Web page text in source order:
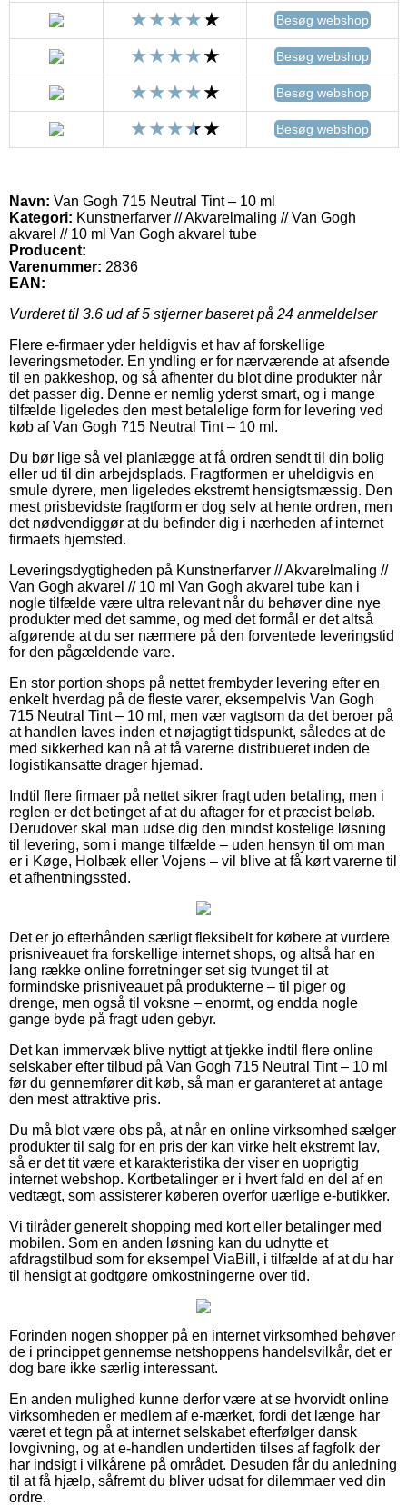
Besøg webshop
Besøg webshop
Besøg webshop
Besøg webshop
Navn: Van Gogh 715 Neutral Tint – 10 ml
Kategori: Kunstnerfarver // Akvarelmaling // Van Gogh
akvarel // 10 ml Van Gogh akvarel tube
Producent:
Varenummer: 2836
EAN:
Vurderet til 3.6 ud af 5 stjerner baseret på 24 anmeldelser
Flere e-firmaer yder heldigvis et hav af forskellige
leveringsmetoder. En yndling er for nærværende at afsende
til en pakkeshop, og så afhenter du blot dine produkter når
det passer dig. Denne er nemlig yderst smart, og i mange
tilfælde ligeledes den mest betalelige form for levering ved
køb af Van Gogh 715 Neutral Tint – 10 ml.
Du bør lige så vel planlægge at få ordren sendt til din bolig
eller ud til din arbejdsplads. Fragtformen er uheldigvis en
smule dyrere, men ligeledes ekstremt hensigtsmæssig. Den
mest prisbevidste fragtform er dog selv at hente ordren, men
det nødvendiggør at du befinder dig i nærheden af internet
firmaets hjemsted.
Leveringsdygtigheden på Kunstnerfarver // Akvarelmaling //
Van Gogh akvarel // 10 ml Van Gogh akvarel tube kan i
nogle tilfælde være ultra relevant når du behøver dine nye
produkter med det samme, og med det formål er det altså
afgørende at du ser nærmere på den forventede leveringstid
for den pågældende vare.
En stor portion shops på nettet frembyder levering efter en
enkelt hverdag på de fleste varer, eksempelvis Van Gogh
715 Neutral Tint – 10 ml, men vær vagtsom da det beroer på
at handlen laves inden et nøjagtigt tidspunkt, således at de
med sikkerhed kan nå at få varerne distribueret inden de
logistikansatte drager hjemad.
Indtil flere firmaer på nettet sikrer fragt uden betaling, men i
reglen er det betinget af at du aftager for et præcist beløb.
Derudover skal man udse dig den mindst kostelige løsning
til levering, som i mange tilfælde – uden hensyn til om man
er i Køge, Holbæk eller Vojens – vil blive at få kørt varerne til
et afhentningssted.
Det er jo efterhånden særligt fleksibelt for købere at vurdere
prisniveauet fra forskellige internet shops, og altså har en
lang række online forretninger set sig tvunget til at
formindske prisniveauet på produkterne – til piger og
drenge, men også til voksne – enormt, og endda nogle
gange byde på fragt uden gebyr.
Det kan immervæk blive nyttigt at tjekke indtil flere online
selskaber efter tilbud på Van Gogh 715 Neutral Tint – 10 ml
før du gennemfører dit køb, så man er garanteret at antage
den mest attraktive pris.
Du må blot være obs på, at når en online virksomhed sælger
produkter til salg for en pris der kan virke helt ekstremt lav,
så er det tit være et karakteristika der viser en uoprigtig
internet webshop. Kortbetalinger er i hvert fald en del af en
vedtægt, som assisterer køberen overfor uærlige e-butikker.
Vi tilråder generelt shopping med kort eller betalinger med
mobilen. Som en anden løsning kan du udnytte et
afdragstilbud som for eksempel ViaBill, i tilfælde af at du har
til hensigt at godtgøre omkostningerne over tid.
Forinden nogen shopper på en internet virksomhed behøver
de i princippet gennemse netshoppens handelsvilkår, det er
dog bare ikke særlig interessant.
En anden mulighed kunne derfor være at se hvorvidt online
virksomheden er medlem af e-mærket, fordi det længe har
været et tegn på at internet selskabet efterfølger dansk
lovgivning, og at e-handlen undertiden tilses af fagfolk der
har indsigt i vilkårene på området. Desuden får du anledning
til at få hjælp, såfremt du bliver udsat for dilemmaer ved din
ordre.